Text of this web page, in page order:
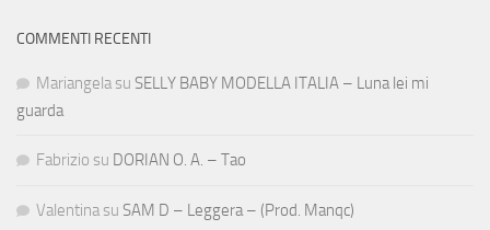
COMMENTI RECENTI
Mariangela su SELLY BABY MODELLA ITALIA – Luna lei mi
guarda
Fabrizio su DORIAN O. A. – Tao
Valentina su SAM D – Leggera – (Prod. Manqc)